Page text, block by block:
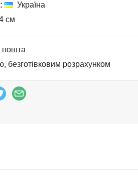
Україна
см
пошта
безготівковим розрахунком